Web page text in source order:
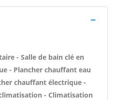
- Salle de bain clé en
- Plancher chauffant eau
chauffant électrique -
- Climatisation